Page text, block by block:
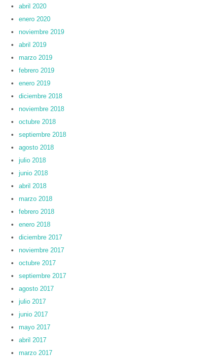
abril 2020
enero 2020
noviembre 2019
abril 2019
marzo 2019
febrero 2019
enero 2019
diciembre 2018
noviembre 2018
octubre 2018
septiembre 2018
agosto 2018
julio 2018
junio 2018
abril 2018
marzo 2018
febrero 2018
enero 2018
diciembre 2017
noviembre 2017
octubre 2017
septiembre 2017
agosto 2017
julio 2017
junio 2017
mayo 2017
abril 2017
marzo 2017